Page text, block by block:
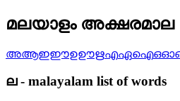
മലയാളം അക്ഷരമാല
അആഇഈഉഊഋഎഏഐഒഓ
ല- malayalam list of words